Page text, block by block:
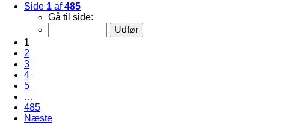
Side 1 af485
Gå til side:
1
2
3
4
5
…
485
Næste